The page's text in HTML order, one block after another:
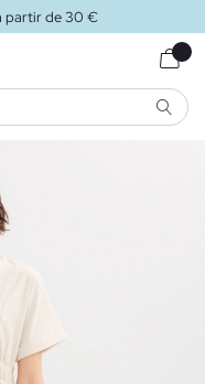
partir de 30 €